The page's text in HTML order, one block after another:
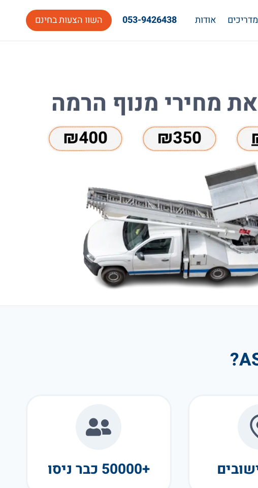
מדריכים אודות 053-9426438 השוו הצעות בחינם
+50000 כבר ניסו